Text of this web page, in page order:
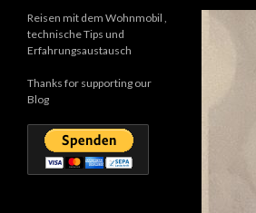
Reisen mit dem Wohnmobil ,
technische Tips und
Erfahrungsaustausch
Thanks for supporting our
Blog